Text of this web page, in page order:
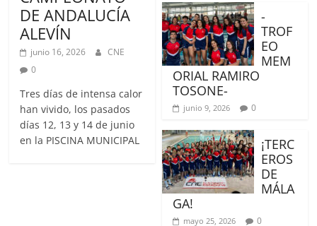
DE ANDALUCÍA
ALEVÍN
junio 16, 2026
CNE
0
Tres días de intensa calor
han vivido, los pasados
días 12, 13 y 14 de junio
en la PISCINA MUNICIPAL
-
TROF
EO
MEM
ORIAL RAMIRO
TOSONE-
junio 9, 2026 0
¡TERC
EROS
DE
MÁLA
GA!
mayo 25, 2026 0